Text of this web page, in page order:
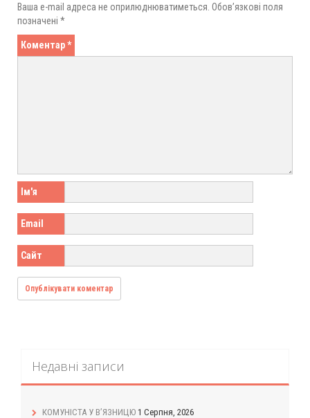
Ваша e-mail адреса не оприлюднюватиметься. Обов’язкові поля
позначені *
Коментар*
Ім'я
Email
Сайт
Недавні записи
КОМУНІСТА У В’ЯЗНИЦЮ 1 Серпня, 2026